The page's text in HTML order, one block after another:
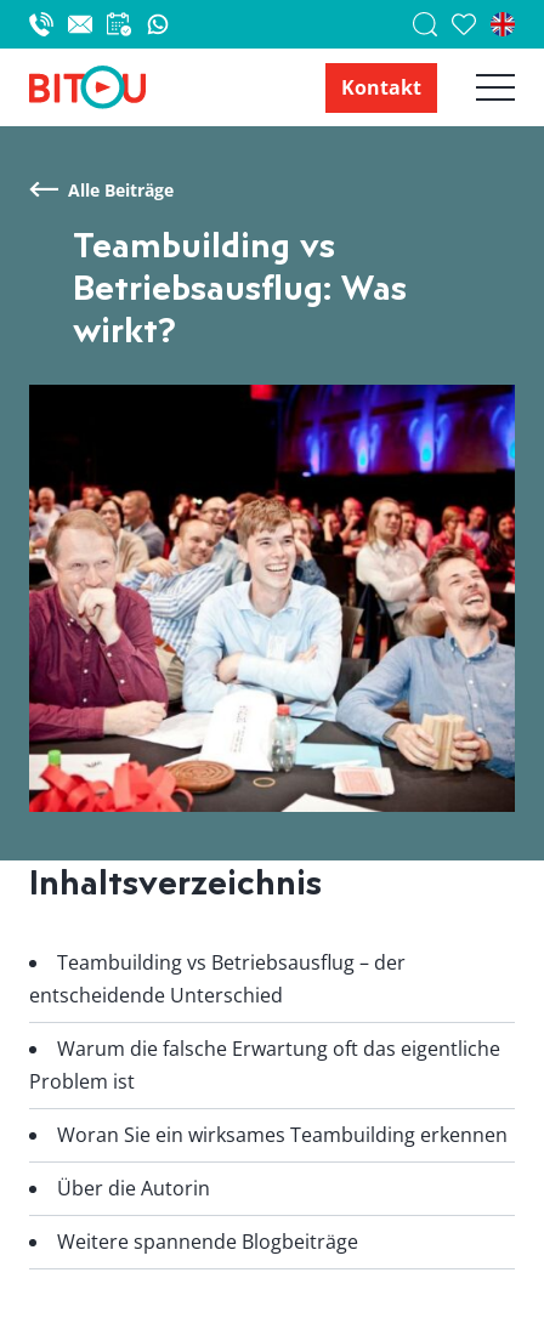
Kontakt
Alle Beiträge
Teambuilding vs
Betriebsausflug: Was
wirkt?
Inhaltsverzeichnis
Teambuilding vs Betriebsausflug – der
entscheidende Unterschied
Warum die falsche Erwartung oft das eigentliche
Problem ist
Woran Sie ein wirksames Teambuilding erkennen
Über die Autorin
Weitere spannende Blogbeiträge